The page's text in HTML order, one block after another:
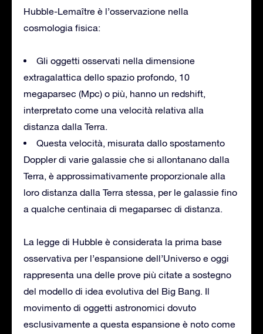
Hubble-Lemaître è l’osservazione nella
cosmologia fisica:
Gli oggetti osservati nella dimensione
extragalattica dello spazio profondo, 10
megaparsec (Mpc) o più, hanno un redshift,
interpretato come una velocità relativa alla
distanza dalla Terra.
Questa velocità, misurata dallo spostamento
Doppler di varie galassie che si allontanano dalla
Terra, è approssimativamente proporzionale alla
loro distanza dalla Terra stessa, per le galassie fino
a qualche centinaia di megaparsec di distanza.
La legge di Hubble è considerata la prima base
osservativa per l’espansione dell’Universo e oggi
rappresenta una delle prove più citate a sostegno
del modello di idea evolutiva del Big Bang. Il
movimento di oggetti astronomici dovuto
esclusivamente a questa espansione è noto come